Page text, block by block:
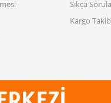
Sıkça
Kargo